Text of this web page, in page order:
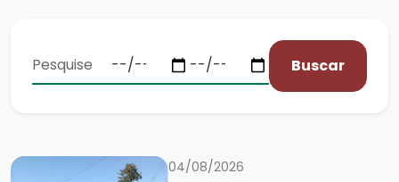
Buscar
04/08/2026